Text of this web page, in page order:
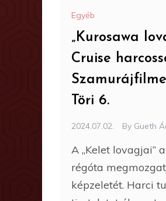
Egyéb
„Kurosawa
Cruise
Töri 6.
2024.07.02. By Gueth
A „Kelet lovagjai”
régóta
képzeletét. Harci